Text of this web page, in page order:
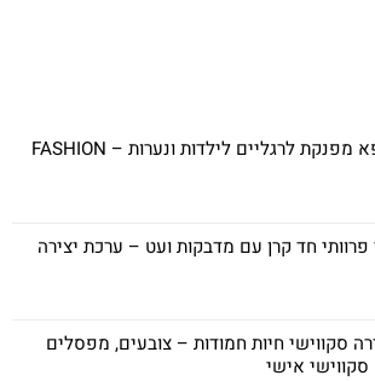
ערכת ספא מפנקת לרגליים לילדות ונערות – FASHION
פרוותי חד קרן עם מדבקות ועט – ערכת יצירה
סקווישי חיות חמודות – צובעים, מפסלים
אישי